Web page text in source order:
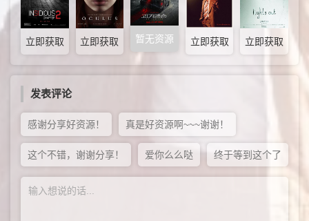
立即获取 立即获取 暂无资源 立即获取 立即获取
发表评论
感谢分享好资源！ 真是好资源啊~~~谢谢！
这个不错，谢谢分享！ 爱你么么哒 终于等到这个了